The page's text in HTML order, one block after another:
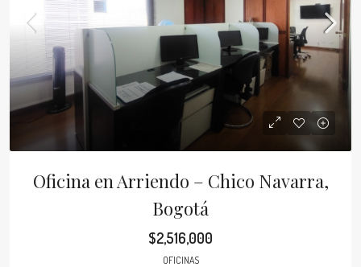
Oficina en Arriendo – Chico Navarra,
Bogotá
$2,516,000
OFICINAS